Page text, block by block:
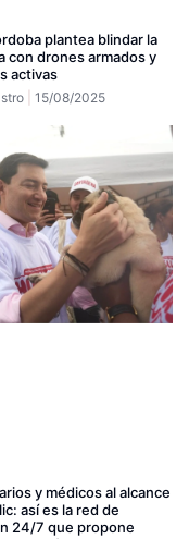
plantea blindar la
con drones armados y
activas
15/08/2025
y médicos al alcance
así es la red de
24/7 que propone